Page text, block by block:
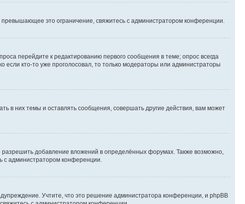
это ограничение, свяжитесь с администратором конференции.
перейдите к редактированию первого сообщения в теме; опрос всегда
если кто-то уже проголосовал, то только модераторы или администраторы
в них темы и оставлять сообщения, совершать другие действия, вам может
добавление вложений в определённых форумах. Также возможно,
с администратором конференции.
Учтите, что это решение администратора конференции, и phpBB